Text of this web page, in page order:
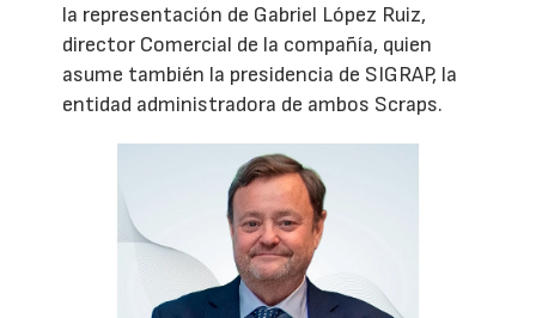
la representación de Gabriel López Ruiz,
director Comercial de la compañía, quien
asume también la presidencia de SIGRAP, la
entidad administradora de ambos Scraps.